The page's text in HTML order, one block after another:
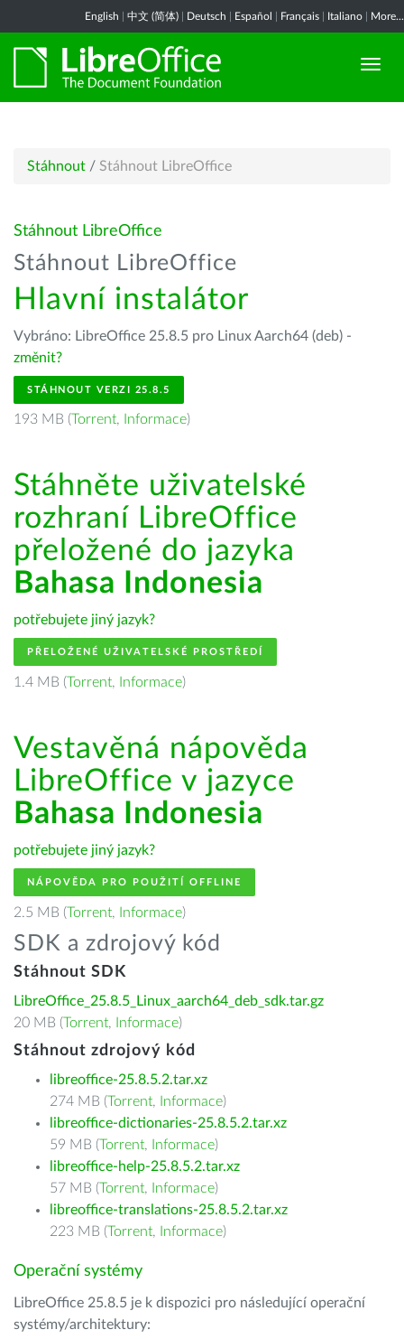
English 中文 (简体) Deutsch Español Français Italiano More...
Stáhnout / Stáhnout LibreOffice
Stáhnout LibreOffice
Stáhnout LibreOffice
Hlavní instalátor
Vybráno: LibreOffice 25.8.5 pro Linux Aarch64 (deb) -
změnit?
STÁHNOUT VERZI 25.8.5
193 MB (Torrent, Informace)
Stáhněte uživatelské
rozhraní LibreOffice
přeložené do jazyka
Bahasa Indonesia
potřebujete jiný jazyk?
PŘELOŽENÉ UŽIVATELSKÉ PROSTŘEDÍ
1.4 MB (Torrent, Informace)
Vestavěná nápověda
LibreOffice v jazyce
Bahasa Indonesia
potřebujete jiný jazyk?
NÁPOVĚDA PRO POUŽITÍ OFFLINE
2.5 MB (Torrent, Informace)
SDK a zdrojový kód
Stáhnout SDK
LibreOffice_25.8.5_Linux_aarch64_deb_sdk.tar.gz
20 MB (Torrent, Informace)
Stáhnout zdrojový kód
libreoffice-25.8.5.2.tar.xz
274 MB (Torrent, Informace)
libreoffice-dictionaries-25.8.5.2.tar.xz
59 MB (Torrent, Informace)
libreoffice-help-25.8.5.2.tar.xz
57 MB (Torrent, Informace)
libreoffice-translations-25.8.5.2.tar.xz
223 MB (Torrent, Informace)
Operační systémy
LibreOffice 25.8.5 je k dispozici pro následující operační
systémy/architektury: